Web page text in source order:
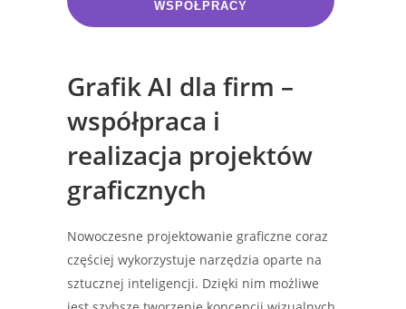
WSPÓŁPRACY
Grafik AI dla firm –
współpraca i
realizacja projektów
graficznych
Nowoczesne projektowanie graficzne coraz
częściej wykorzystuje narzędzia oparte na
sztucznej inteligencji. Dzięki nim możliwe